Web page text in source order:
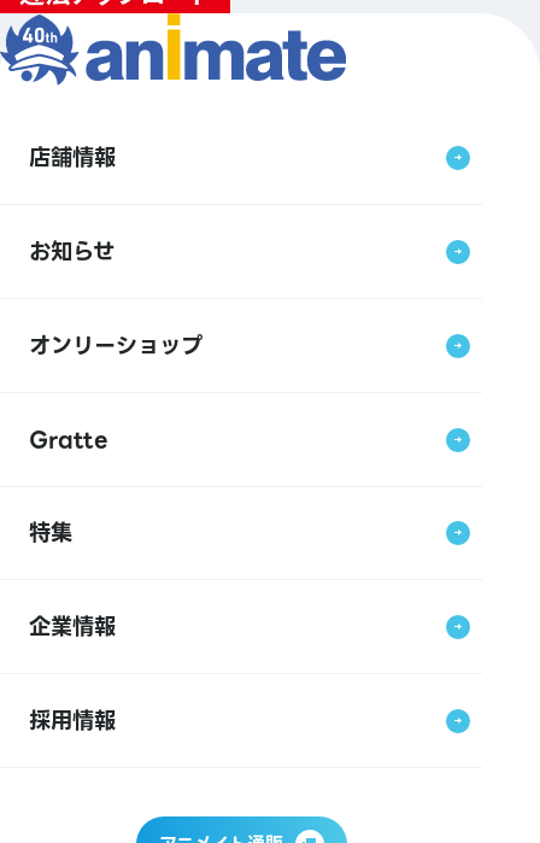
店舗情報
お知らせ
オンリーショップ
Gratte
特集
企業情報
採用情報